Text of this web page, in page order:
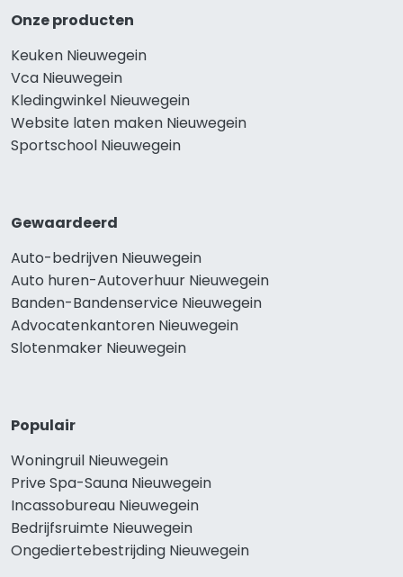
Onze producten
Keuken Nieuwegein
Vca Nieuwegein
Kledingwinkel Nieuwegein
Website laten maken Nieuwegein
Sportschool Nieuwegein
Gewaardeerd
Auto-bedrijven Nieuwegein
Auto huren-Autoverhuur Nieuwegein
Banden-Bandenservice Nieuwegein
Advocatenkantoren Nieuwegein
Slotenmaker Nieuwegein
Populair
Woningruil Nieuwegein
Prive Spa-Sauna Nieuwegein
Incassobureau Nieuwegein
Bedrijfsruimte Nieuwegein
Ongediertebestrijding Nieuwegein